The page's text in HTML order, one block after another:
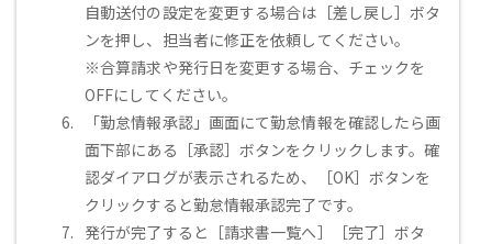
自動送付の設定を変更する場合は［差し戻し］ボタ
ンを押し、担当者に修正を依頼してください。
※合算請求や発行日を変更する場合、チェックを
OFFにしてください。
「勤怠情報承認」画面にて勤怠情報を確認したら画
面下部にある［承認］ボタンをクリックします。確
認ダイアログが表示されるため、［OK］ボタンを
クリックすると勤怠情報承認完了です。
発行が完了すると［請求書一覧へ］［完了］ボタ